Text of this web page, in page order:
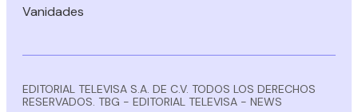
Vanidades
EDITORIAL TELEVISA S.A. DE C.V. TODOS LOS DERECHOS
RESERVADOS. TBG - EDITORIAL TELEVISA - NEWS